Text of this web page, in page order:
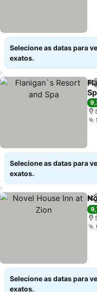
Selecione as datas para
exatos.
Selecione as datas para
exatos.
Selecione as datas para
exatos.